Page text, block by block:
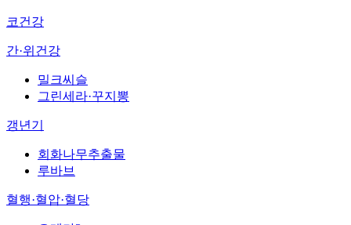
코건강
간·위건강
밀크씨슬
그린세라·꾸지뽕
갱년기
회화나무추출물
루바브
혈행·혈압·혈당